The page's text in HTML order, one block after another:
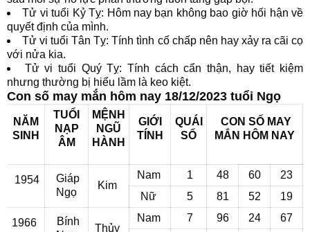
Tử vi tuổi Kỷ Tỵ: Hôm nay bạn không bao giờ hối hận về
quyết định của mình.
Tử vi tuổi Tân Tỵ: Tính tình cố chấp nên hay xảy ra cãi cọ
với nửa kia.
Tử vi tuổi Quý Tỵ: Tính cách cẩn thận, hay tiết kiệm
nhưng thường bị hiểu lầm là keo kiệt.
Con số may mắn hôm nay 18/12/2023 tuổi Ngọ
NĂM
SINH
TUỔI
NẠP
ÂM
MỆNH
NGŨ
HÀNH
GIỚI
TÍNH
QUÁI
SỐ
CON SỐ MAY
MẮN HÔM NAY
1954
Giáp
Ngọ
Kim
Nam 1 48 60
23
Nữ
5 81 52 19
1966
Bính
Thủy
Nam 7 96 24
67